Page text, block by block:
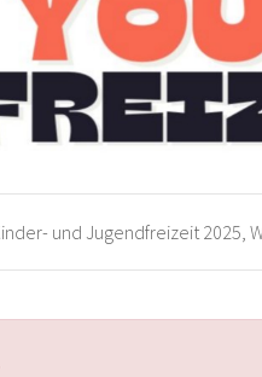
und Jugendfreizeit 2025,